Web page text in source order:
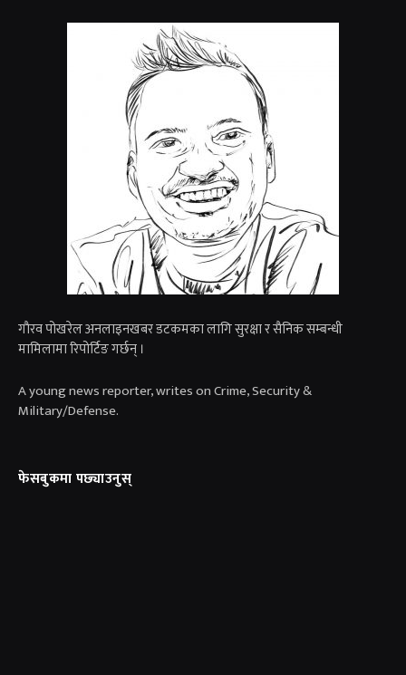
गाैरव पोखरेल अनलाइनखबर डटकमका लागि सुरक्षा र सैनिक सम्बन्धी
मामिलामा रिपोर्टिङ गर्छन् ।
A young news reporter, writes on Crime, Security &
Military/Defense.
फेसबुकमा पछ्याउनुस्